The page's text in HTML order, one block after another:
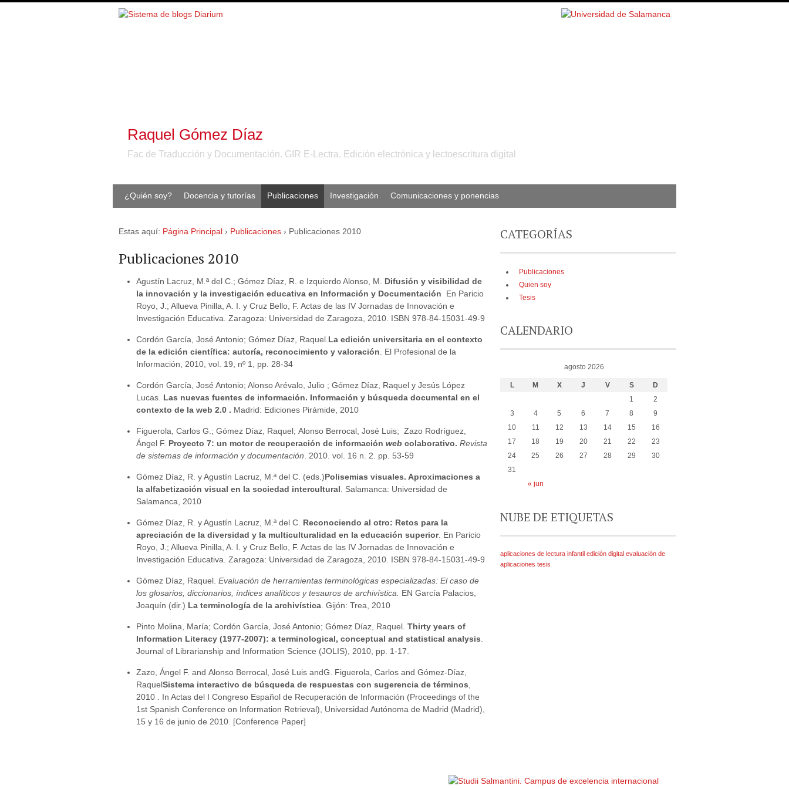
Raquel Gómez Díaz
Fac de Traducción y Documentación. GIR E-Lectra. Edición electrónica y lectoescritura digital
¿Quién soy? Docencia y tutorías Publicaciones Investigación Comunicaciones y ponencias
Estas aquí: Página Principal › Publicaciones › Publicaciones 2010
Publicaciones 2010
Agustín Lacruz, M.ª del C.; Gómez Díaz, R. e Izquierdo Alonso, M. Difusión y visibilidad de
la innovación y la investigación educativa en Información y Documentación En Paricio
Royo, J.; Allueva Pinilla, A. I. y Cruz Bello, F. Actas de las IV Jornadas de Innovación e
Investigación Educativa. Zaragoza: Universidad de Zaragoza, 2010. ISBN 978-84-15031-49-9
Cordón García, José Antonio; Gómez Díaz, Raquel. La edición universitaria en el contexto
de la edición científica: autoría, reconocimiento y valoración . El Profesional de la
Información, 2010, vol. 19, nº 1, pp. 28-34
Cordón García, José Antonio; Alonso Arévalo, Julio ; Gómez Díaz, Raquel y Jesús López
Lucas. Las nuevas fuentes de información. Información y búsqueda documental en el
contexto de la web 2.0 . Madrid: Ediciones Pirámide, 2010
Figuerola, Carlos G.; Gómez Díaz, Raquel; Alonso Berrocal, José Luis; Zazo Rodríguez,
Ángel F. Proyecto 7: un motor de recuperación de información web colaborativo. Revista
de sistemas de información y documentación . 2010. vol. 16 n. 2. pp. 53-59
Gómez Díaz, R. y Agustín Lacruz, M.ª del C. (eds.)Polisemias visuales. Aproximaciones a
la alfabetización visual en la sociedad intercultural . Salamanca: Universidad de
Salamanca, 2010
Gómez Díaz, R. y Agustín Lacruz, M.ª del C. Reconociendo al otro: Retos para la
apreciación de la diversidad y la multiculturalidad en la educación superior. En Paricio
Royo, J.; Allueva Pinilla, A. I. y Cruz Bello, F. Actas de las IV Jornadas de Innovación e
Investigación Educativa. Zaragoza: Universidad de Zaragoza, 2010. ISBN 978-84-15031-49-9
Gómez Díaz, Raquel. Evaluación de herramientas terminológicas especializadas: El caso de
los glosarios, diccionarios, índices analíticos y tesauros de archivística.
EN García Palacios,
Joaquín (dir.) La terminología de la archivística . Gijón: Trea, 2010
Pinto Molina, María; Cordón García, José Antonio; Gómez Díaz, Raquel. Thirty years of
Information Literacy (1977-2007): a terminological, conceptual and statistical analysis
Journal of Librarianship and Information Science (JOLIS), 2010, pp. 1-17.
Zazo, Ángel F. and Alonso Berrocal, José Luis andG. Figuerola, Carlos and Gómez-Díaz,
RaquelSistema interactivo de búsqueda de respuestas con sugerencia de términos
2010 . In Actas del I Congreso Español de Recuperación de Información (Proceedings of the
1st Spanish Conference on Information Retrieval), Universidad Autónoma de Madrid (Madrid),
15 y 16 de junio de 2010. [Conference Paper]
CATEGORÍAS
Publicaciones
Quien soy
Tesis
CALENDARIO
agosto 2026
L M X J V S D
« jun
1
2
3
4 5 6 7 8
9
10
11 12 13 14 15
16
17
18 19 20 21 22
23
24
25 26 27 28 29
30
31
NUBE DE ETIQUETAS
aplicaciones de lectura infantil edición digital evaluación de
aplicaciones tesis